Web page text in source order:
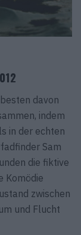
davon
indem
in der echten
Sam
die fiktive
Komödie
zwischen
und Flucht